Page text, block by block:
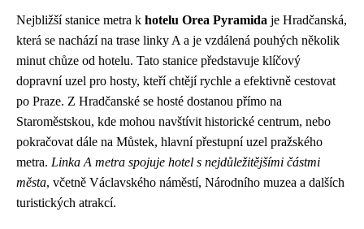
Nejbližší stanice metra k hotelu Orea Pyramida je Hradčanská,
která se nachází na trase linky A a je vzdálená pouhých několik
minut chůze od hotelu. Tato stanice představuje klíčový
dopravní uzel pro hosty, kteří chtějí rychle a efektivně cestovat
po Praze. Z Hradčanské se hosté dostanou přímo na
Staroměstskou, kde mohou navštívit historické centrum, nebo
pokračovat dále na Můstek, hlavní přestupní uzel pražského
metra. Linka A metra spojuje hotel s nejdůležitějšími částmi
města, včetně Václavského náměstí, Národního muzea a dalších
turistických atrakcí.